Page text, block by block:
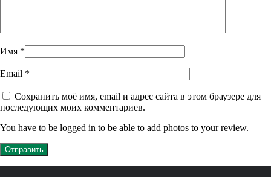
Имя *
Email *
Сохранить моё имя, email и адрес сайта в этом браузере для
последующих моих комментариев.
You have to be logged in to be able to add photos to your review.